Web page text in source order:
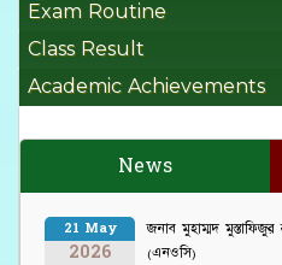
Exam Routine
Class Result
Academic Achievements
News
21 May
2026
জনাব মুহাম্মদ
(এনওসি)